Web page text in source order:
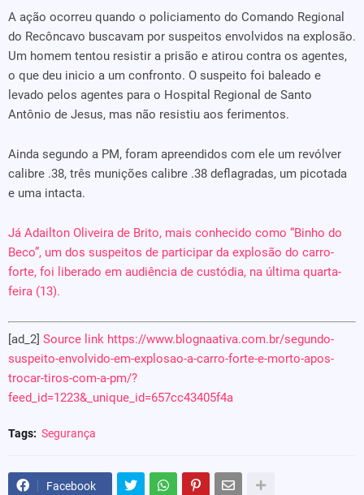
A ação ocorreu quando o policiamento do Comando Regional
do Recôncavo buscavam por suspeitos envolvidos na explosão.
Um homem tentou resistir a prisão e atirou contra os agentes,
o que deu inicio a um confronto. O suspeito foi baleado e
levado pelos agentes para o Hospital Regional de Santo
Antônio de Jesus, mas não resistiu aos ferimentos.
Ainda segundo a PM, foram apreendidos com ele um revólver
calibre .38, três munições calibre .38 deflagradas, um picotada
e uma intacta.
Já Adailton Oliveira de Brito, mais conhecido como “Binho do
Beco”, um dos suspeitos de participar da explosão do carro-
forte, foi liberado em audiência de custódia, na última quarta-
feira (13).
[ad_2] Source link https://www.blognaativa.com.br/segundo-
suspeito-envolvido-em-explosao-a-carro-forte-e-morto-apos-
trocar-tiros-com-a-pm/?
feed_id=1223&_unique_id=657cc43405f4a
Tags: Segurança
Facebook